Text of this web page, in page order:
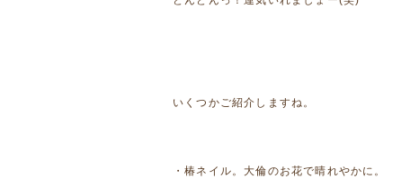
いくつかご紹介しますね。
・椿ネイル。大倫のお花で晴れやかに。